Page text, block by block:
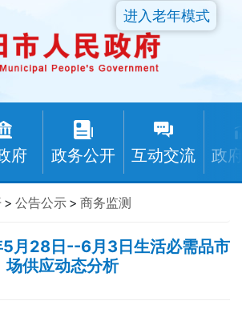
府 政务公开 互动交流 政
进入老年模式
> 公告公示 > 商务监测
月28日--6月3日生活必需品市
场供应动态分析